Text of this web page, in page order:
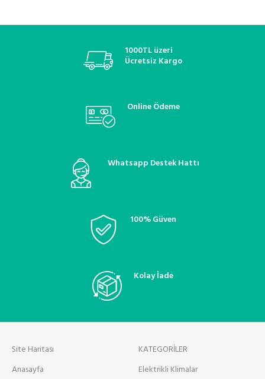
1000TL üzeri
Ücretsiz Kargo
Online Ödeme
Whatsapp Destek Hattı
100% Güven
Kolay İade
Site Haritası
Anasayfa
KATEGORİLER
Elektrikli Klimalar